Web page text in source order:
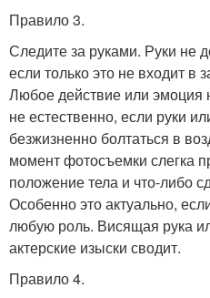
Правило 3.
Следите за руками. Руки не
если только это не входит в
Любое действие или эмоция
не естественно, если руки
безжизненно болтаться в
момент фотосъемки слегка
положение тела и что-либо
Особенно это актуально,
любую роль. Висящая рука
актерские изыски сводит.
Правило 4.